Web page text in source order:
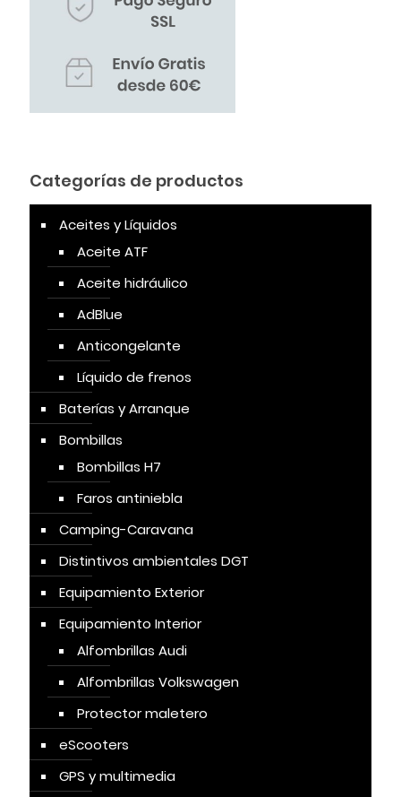
Categorías de productos
Aceites y Líquidos
Aceite ATF
Aceite hidráulico
AdBlue
Anticongelante
Líquido de frenos
Baterías y Arranque
Bombillas
Bombillas H7
Faros antiniebla
Camping-Caravana
Distintivos ambientales DGT
Equipamiento Exterior
Equipamiento Interior
Alfombrillas Audi
Alfombrillas Volkswagen
Protector maletero
eScooters
GPS y multimedia